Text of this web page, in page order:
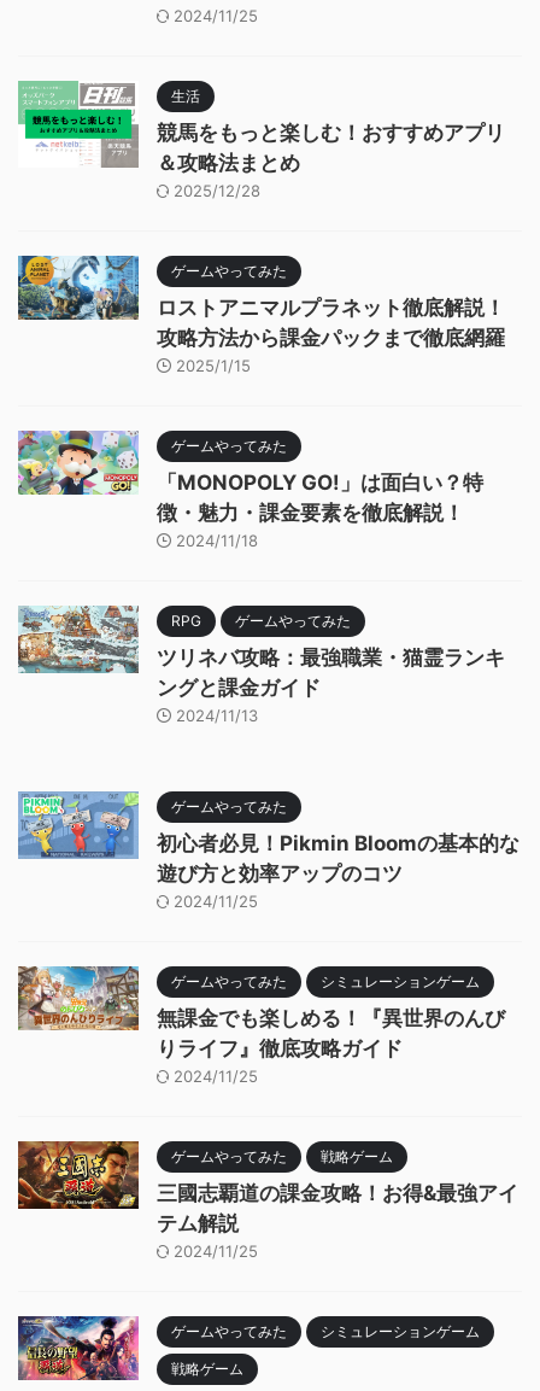
2024/11/25
生活
競馬をもっと楽しむ！おすすめアプリ
＆攻略法まとめ
2025/12/28
ゲームやってみた
ロストアニマルプラネット徹底解説！
攻略方法から課金パックまで徹底網羅
2025/1/15
ゲームやってみた
「MONOPOLY GO!」は面白い？特
徴・魅力・課金要素を徹底解説！
2024/11/18
RPG ゲームやってみた
ツリネバ攻略：最強職業・猫霊ランキ
ングと課金ガイド
2024/11/13
ゲームやってみた
初心者必見！Pikmin Bloomの基本的な
遊び方と効率アップのコツ
2024/11/25
ゲームやってみた シミュレーションゲーム
無課金でも楽しめる！『異世界のんび
りライフ』徹底攻略ガイド
2024/11/25
ゲームやってみた 戦略ゲーム
三國志覇道の課金攻略！お得&最強アイ
テム解説
2024/11/25
ゲームやってみた シミュレーションゲーム
戦略ゲーム